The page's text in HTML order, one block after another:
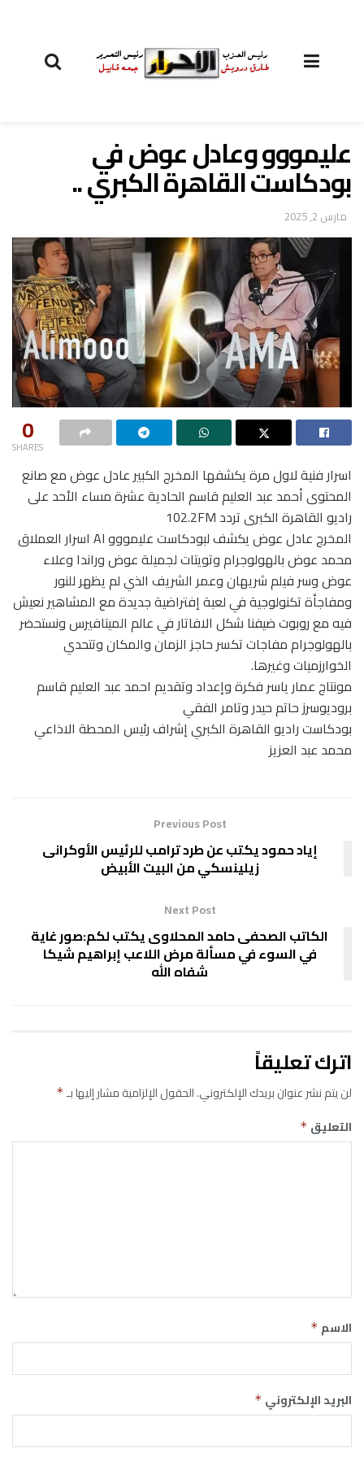
عليمووو وعادل عوض في
بودكاست القاهرة الكبري ..
مارس 2, 2025
0
SHARES
اسرار فنية لاول مرة يكشفها المخرج الكبير عادل عوض مع صانع
المحتوى أحمد عبد العليم قاسم الحادية عشرة مساء الأحد على
راديو القاهرة الكبرى تردد 102.2FM
المخرج عادل عوض يكشف لبودكاست عليمووو AI اسرار العملاق
محمد عوض بالهولوجرام وتويتات لجميلة عوض وراندا وعلاء
عوض وسر فيلم شريهان وعمر الشريف الذي لم يظهر للنور
ومفاجأة تكنولوجية في لعبة إفتراضية جديدة مع المشاهير نعيش
فيه مع روبوت ضيفنا شكل الافاتار في عالم الميتافيرس ونستحضر
بالهولوجرام مفاجات تكسر حاجز الزمان والمكان وتتحدي
الخوارزميات وغيرها.
مونتاج عمار ياسر فكرة وإعداد وتقديم احمد عبد العليم قاسم
بروديوسرز حاتم حيدر وتامر الفقي
بودكاست راديو القاهرة الكبري إشراف رئيس المحطة الاذاعي
محمد عبد العزيز
Previous Post
إياد حمود يكتب عن طرد ترامب للرئيس الأوكرانى
زيلينسكي من البيت الأبيض
Next Post
الكاتب الصحفى حامد المحلاوى يكتب لكم:صور غاية
في السوء في مسألة مرض اللاعب إبراهيم شيكا
شفاه الله
اترك تعليقاً
لن يتم نشر عنوان بريدك الإلكتروني.الحقول الإلزامية مشار إليها بـ*
التعليق *
الاسم *
البريد الإلكتروني *